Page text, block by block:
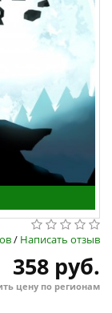
/ Написать отзыв
358 руб.
цену по регионам